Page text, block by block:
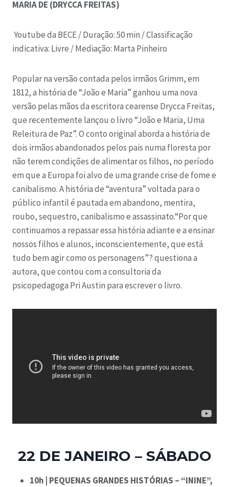
MARIA DE (DRYCCA FREITAS)
Youtube da BECE /Duração: 50 min /Classificação
indicativa: Livre /Mediação: Marta Pinheiro
Popular na versão contada pelos irmãos Grimm, em
1812, a história de “João e Maria” ganhou uma nova
versão pelas mãos da escritora cearense Drycca Freitas,
que recentemente lançou o livro “João e Maria, Uma
Releitura de Paz”. O conto original aborda a história de
dois irmãos abandonados pelos pais numa floresta por
não terem condições de alimentar os filhos, no período
em que a Europa foi alvo de uma grande crise de fome e
canibalismo. A história de “aventura” voltada para o
público infantil é pautada em abandono, mentira,
roubo, sequestro, canibalismo e assassinato.“Por que
continuamos a repassar essa história adiante e a ensinar
nossos filhos e alunos, inconscientemente, que está
tudo bem agir como os personagens”? questiona a
autora, que contou com a consultoria da
psicopedagoga Pri Austin para escrever o livro.
22 DE JANEIRO – SÁBADO
10h | PEQUENAS GRANDES HISTÓRIAS – “ININE”,